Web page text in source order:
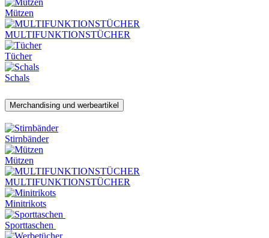
Mützen
MULTIFUNKTIONSTÜCHER
Tücher
Schals
Merchandising und werbeartikel
Stirnbänder
Mützen
MULTIFUNKTIONSTÜCHER
Minitrikots
Sporttaschen